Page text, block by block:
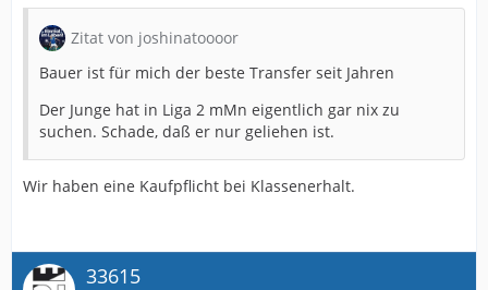
Zitat von joshinatoooor
Bauer ist für mich der beste Transfer seit Jahren
Der Junge hat in Liga 2 mMn eigentlich gar nix zu
suchen. Schade, daß er nur geliehen ist.
Wir haben eine Kaufpflicht bei Klassenerhalt.
33615